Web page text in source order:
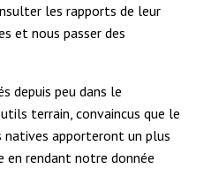
les rapports de leur
et nous passer des
depuis peu dans le
terrain, convaincus que le
apporteront un plus
en rendant notre donnée